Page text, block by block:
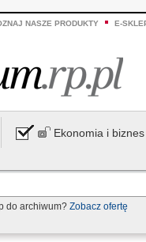
NASZE PRODUKTY E-
Ekonomia i biznes
do archiwum? Zobacz ofertę